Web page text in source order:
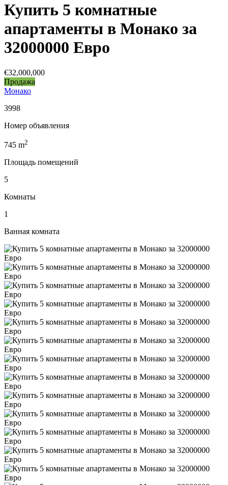
Купить 5 комнатные
апартаменты в Монако за
32000000 Евро
€32,000,000
Продажа
Монако
3998
Номер объявления
745 m2
Площадь помещений
5
Комнаты
1
Ванная комната